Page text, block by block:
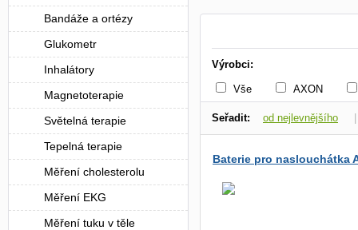
Výrobci:
Vše AXON
Seřadit: od nejlevnějšího
Baterie pro naslouchátka
Bandáže a ortézy
Glukometr
Inhalátory
Magnetoterapie
Světelná terapie
Tepelná terapie
Měření cholesterolu
Měření EKG
Měření tuku v těle